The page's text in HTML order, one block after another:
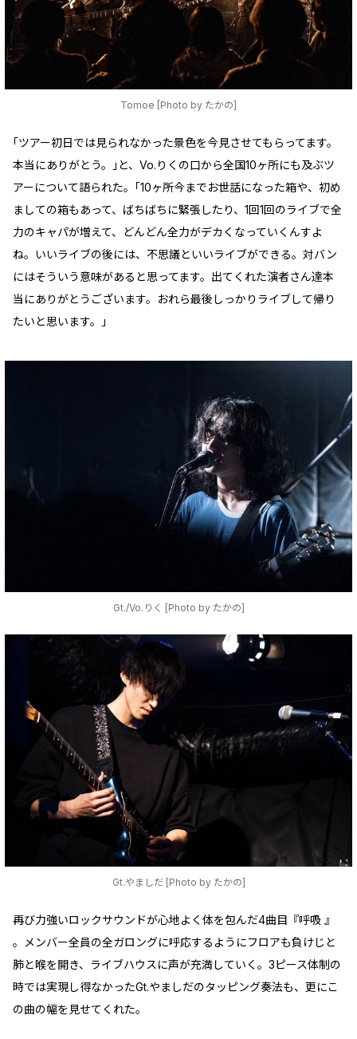
Tomoe [Photo by たかの]
｢ツアー初日では見られなかった景色を今見させてもらってます。
本当にありがとう。｣と、Vo.りくの口から全国10ヶ所にも及ぶツ
アーについて語られた。｢10ヶ所今までお世話になった箱や、初め
ましての箱もあって、ばちばちに緊張したり、1回1回のライブで全
力のキャパが増えて、どんどん全力がデカくなっていくんすよ
ね。いいライブの後には、不思議といいライブができる。対バン
にはそういう意味があると思ってます。出てくれた演者さん達本
当にありがとうございます。おれら最後しっかりライブして帰り
たいと思います。｣
Gt./Vo.りく [Photo by たかの]
Gt.やましだ [Photo by たかの]
再び力強いロックサウンドが心地よく体を包んだ4曲目『呼吸 』
。メンバー全員の全ガロングに呼応するようにフロアも負けじと
肺と喉を開き、ライブハウスに声が充満していく。3ピース体制の
時では実現し得なかったGt.やましだのタッピング奏法も、更にこ
の曲の幅を見せてくれた。